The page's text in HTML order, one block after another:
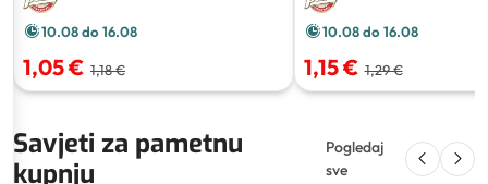
10.08 do 16.08
1,05 € 1,18 €
10.08 do 16.08
1,15 € 1,29 €
Savjeti za pametnu
kupnju
Pogledaj
sve